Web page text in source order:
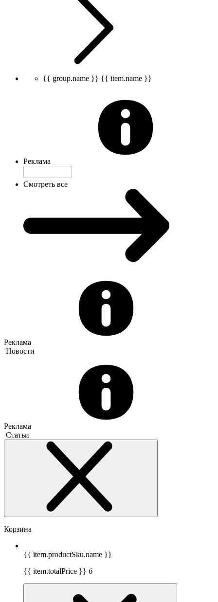
{{ group.name }} {{ item.name }}
Реклама
Смотреть все
Реклама
Новости
Реклама
Статьи
Корзина
{{ item.productSku.name }}
{{ item.totalPrice }} б